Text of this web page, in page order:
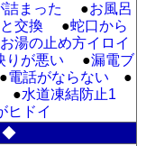
詰まった ●お風呂
交換 ●蛇口から
湯の止め方イロイ
りが悪い ●漏電ブ
電話がならない ●
●水道凍結防止1
ヒドイ
◆